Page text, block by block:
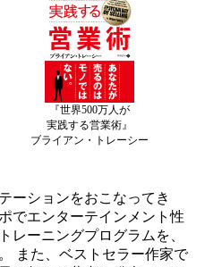
『世界500万人が
実践する営業術』
ブライアン・トレーシー
ーションをおこなってき
でエンターテインメント性
レーニングプログラムを、
また、ベストセラー作家で